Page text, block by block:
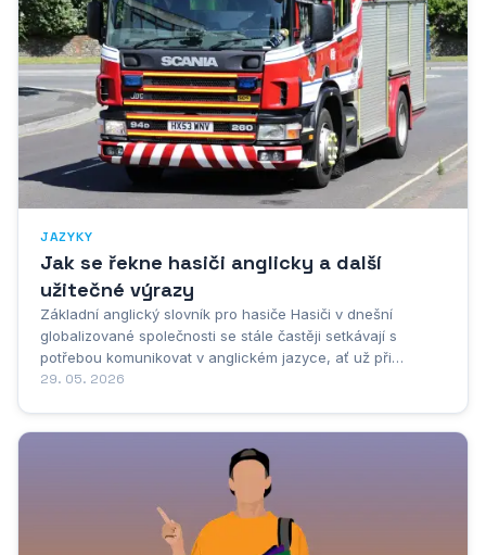
JAZYKY
Jak se řekne hasiči anglicky a další
užitečné výrazy
Základní anglický slovník pro hasiče Hasiči v dnešní
globalizované společnosti se stále častěji setkávají s
potřebou komunikovat v anglickém jazyce, ať už při
mezinárodních cvičeních, koordinaci s kolegy z jiných zemí
29. 05. 2026